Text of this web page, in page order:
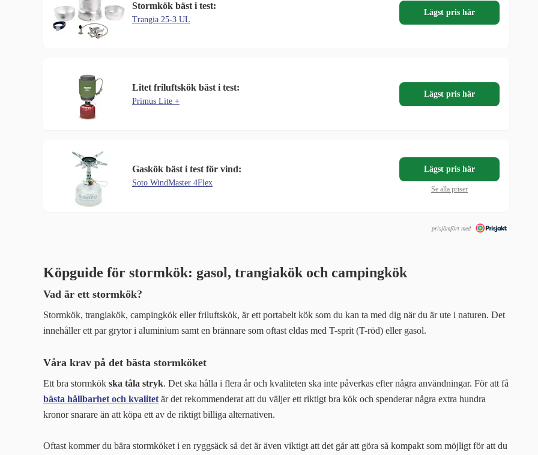
Stormkök bäst i test:
Trangia 25-3 UL
Lägst pris här
Litet friluftskök bäst i test:
Primus Lite +
Lägst pris här
Gaskök bäst i test för vind:
Soto WindMaster 4Flex
Lägst pris här
Se alla priser
prisjämfört med
Köpguide för stormkök: gasol, trangiakök och campingkök
Vad är ett stormkök?
Stormkök, trangiakök, campingkök eller friluftskök, är ett portabelt kök som du kan ta med dig när du är ute i naturen. Det
innehåller ett par grytor i aluminium samt en brännare som oftast eldas med T-sprit (T-röd) eller gasol.
Våra krav på det bästa stormköket
Ett bra stormkök ska tåla stryk. Det ska hålla i flera år och kvaliteten ska inte påverkas efter några användningar. För att få
bästa hållbarhet och kvalitet är det rekommenderat att du väljer ett riktigt bra kök och spenderar några extra hundra
kronor snarare än att köpa ett av de riktigt billiga alternativen.
Oftast kommer du bära stormköket i en ryggsäck så det är även viktigt att det går att göra så kompakt som möjligt för att du